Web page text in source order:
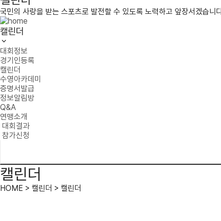
국민의 사랑을 받는 스포츠로 발전할 수 있도록 노력하고 앞장서겠습니
캘린더
대회정보
경기인등록
캘린더
수영아카데미
증명서발급
정보알림방
Q&A
연맹소개
대회결과
참가신청
캘린더
HOME > 캘린더 > 캘린더